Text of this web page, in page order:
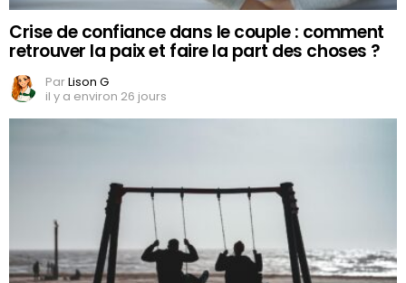
Crise de confiance dans le couple : comment
retrouver la paix et faire la part des choses ?
ParLison G
il y a environ 26 jours